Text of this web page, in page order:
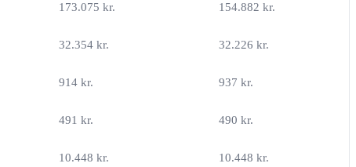
173.075 kr. 154.882 kr.
32.354 kr. 32.226 kr.
914 kr. 937 kr.
491 kr. 490 kr.
10.448 kr. 10.448 kr.